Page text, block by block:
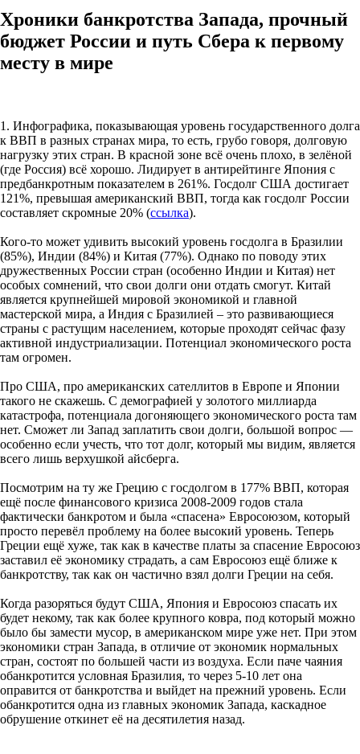
Хроники банкротства Запада, прочный
бюджет России и путь Сбера к первому
месту в мире
1. Инфографика, показывающая уровень государственного долга
к ВВП в разных странах мира, то есть, грубо говоря, долговую
нагрузку этих стран. В красной зоне всё очень плохо, в зелёной
(где Россия) всё хорошо. Лидирует в антирейтинге Япония с
предбанкротным показателем в 261%. Госдолг США достигает
121%, превышая американский ВВП, тогда как госдолг России
составляет скромные 20% (ссылка).
Кого-то может удивить высокий уровень госдолга в Бразилии
(85%), Индии (84%) и Китая (77%). Однако по поводу этих
дружественных России стран (особенно Индии и Китая) нет
особых сомнений, что свои долги они отдать смогут. Китай
является крупнейшей мировой экономикой и главной
мастерской мира, а Индия с Бразилией – это развивающиеся
страны с растущим населением, которые проходят сейчас фазу
активной индустриализации. Потенциал экономического роста
там огромен.
Про США, про американских сателлитов в Европе и Японии
такого не скажешь. С демографией у золотого миллиарда
катастрофа, потенциала догоняющего экономического роста там
нет. Сможет ли Запад заплатить свои долги, большой вопрос —
особенно если учесть, что тот долг, который мы видим, является
всего лишь верхушкой айсберга.
Посмотрим на ту же Грецию с госдолгом в 177% ВВП, которая
ещё после финансового кризиса 2008-2009 годов стала
фактически банкротом и была «спасена» Евросоюзом, который
просто перевёл проблему на более высокий уровень. Теперь
Греции ещё хуже, так как в качестве платы за спасение Евросоюз
заставил её экономику страдать, а сам Евросоюз ещё ближе к
банкротству, так как он частично взял долги Греции на себя.
Когда разоряться будут США, Япония и Евросоюз спасать их
будет некому, так как более крупного ковра, под который можно
было бы замести мусор, в американском мире уже нет. При этом
экономики стран Запада, в отличие от экономик нормальных
стран, состоят по большей части из воздуха. Если паче чаяния
обанкротится условная Бразилия, то через 5-10 лет она
оправится от банкротства и выйдет на прежний уровень. Если
обанкротится одна из главных экономик Запада, каскадное
обрушение откинет её на десятилетия назад.